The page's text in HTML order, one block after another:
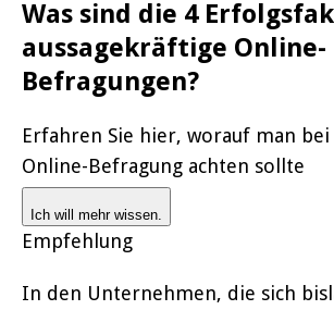
Was sind die 4
aussagekräftige Online-
Befragungen?
Erfahren Sie hier, worauf man
Online-Befragung achten sollte
Ich will mehr wissen.
Empfehlung
In den Unternehmen, die sich